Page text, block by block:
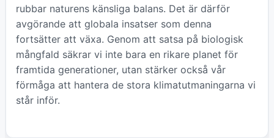
rubbar naturens känsliga balans. Det är därför
avgörande att globala insatser som denna
fortsätter att växa. Genom att satsa på biologisk
mångfald säkrar vi inte bara en rikare planet för
framtida generationer, utan stärker också vår
förmåga att hantera de stora klimatutmaningarna vi
står inför.